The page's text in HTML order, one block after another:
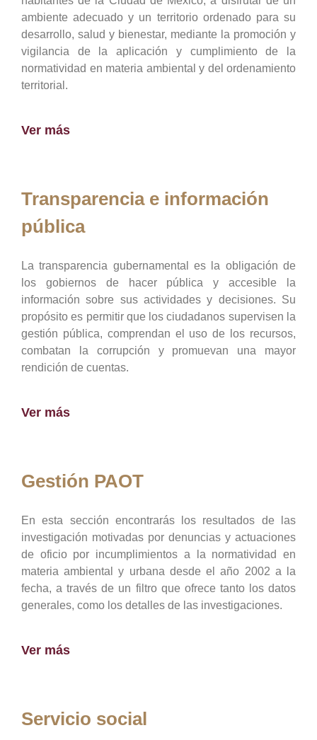
ambiente adecuado y un territorio ordenado para su
desarrollo, salud y bienestar, mediante la promoción y
vigilancia de la aplicación y cumplimiento de la
normatividad en materia ambiental y del ordenamiento
territorial.
Ver más
Transparencia e información
pública
La transparencia gubernamental es la obligación de
los gobiernos de hacer pública y accesible la
información sobre sus actividades y decisiones. Su
propósito es permitir que los ciudadanos supervisen la
gestión pública, comprendan el uso de los recursos,
combatan la corrupción y promuevan una mayor
rendición de cuentas.
Ver más
Gestión PAOT
En esta sección encontrarás los resultados de las
investigación motivadas por denuncias y actuaciones
de oficio por incumplimientos a la normatividad en
materia ambiental y urbana desde el año 2002 a la
fecha, a través de un filtro que ofrece tanto los datos
generales, como los detalles de las investigaciones.
Ver más
Servicio social